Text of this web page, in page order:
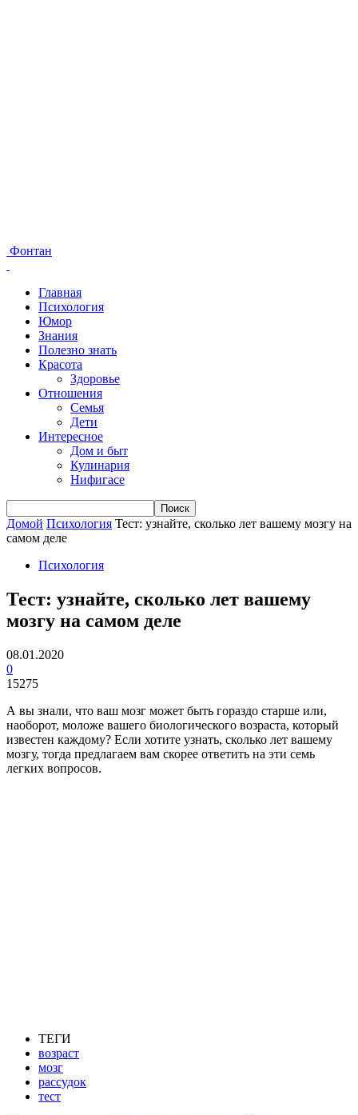
Фонтан
Главная
Психология
Юмор
Знания
Полезно знать
Красота
Здоровье
Отношения
Семья
Дети
Интересное
Дом и быт
Кулинария
Нифигасе
Домой Психология Тест: узнайте, сколько лет вашему мозгу на
самом деле
Психология
Тест: узнайте, сколько лет вашему
мозгу на самом деле
08.01.2020
0
15275
А вы знали, что ваш мозг может быть гораздо старше или,
наоборот, моложе вашего биологического возраста, который
известен каждому? Если хотите узнать, сколько лет вашему
мозгу, тогда предлагаем вам скорее ответить на эти семь
легких вопросов.
ТЕГИ
возраст
мозг
рассудок
тест